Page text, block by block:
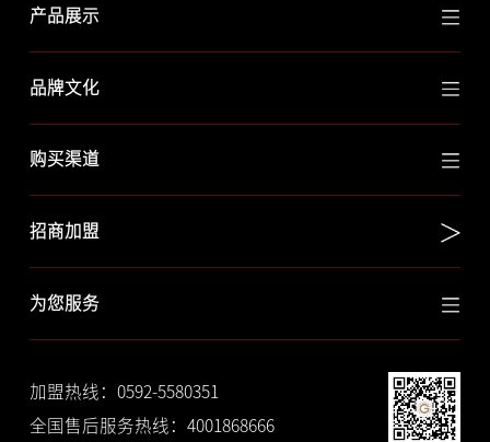
产品展示
品牌文化
购买渠道
招商加盟
为您服务
加盟热线：0592-5580351
全国售后服务热线：4001868666